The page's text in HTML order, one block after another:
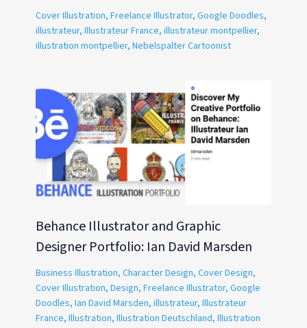
Cover Illustration, Freelance Illustrator, Google Doodles,
illustrateur, Illustrateur France, illustrateur montpellier,
illustration montpellier, Nebelspalter Cartoonist
Behance Illustrator and Graphic
Designer Portfolio: Ian David Marsden
Business Illustration, Character Design, Cover Design,
Cover Illustration, Design, Freelance Illustrator, Google
Doodles, Ian David Marsden, illustrateur, Illustrateur
France, Illustration, Illustration Deutschland, Illustration